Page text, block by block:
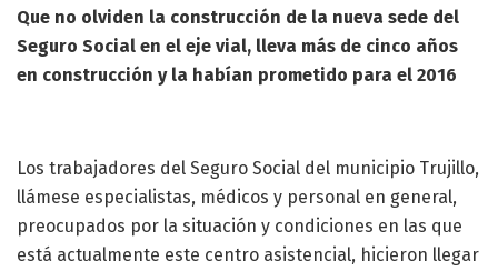
Que no olviden la construcción de la nueva sede del
Seguro Social en el eje vial, lleva más de cinco años
en construcción y la habían prometido para el 2016
Los trabajadores del Seguro Social del municipio Trujillo,
llámese especialistas, médicos y personal en general,
preocupados por la situación y condiciones en las que
está actualmente este centro asistencial, hicieron llegar